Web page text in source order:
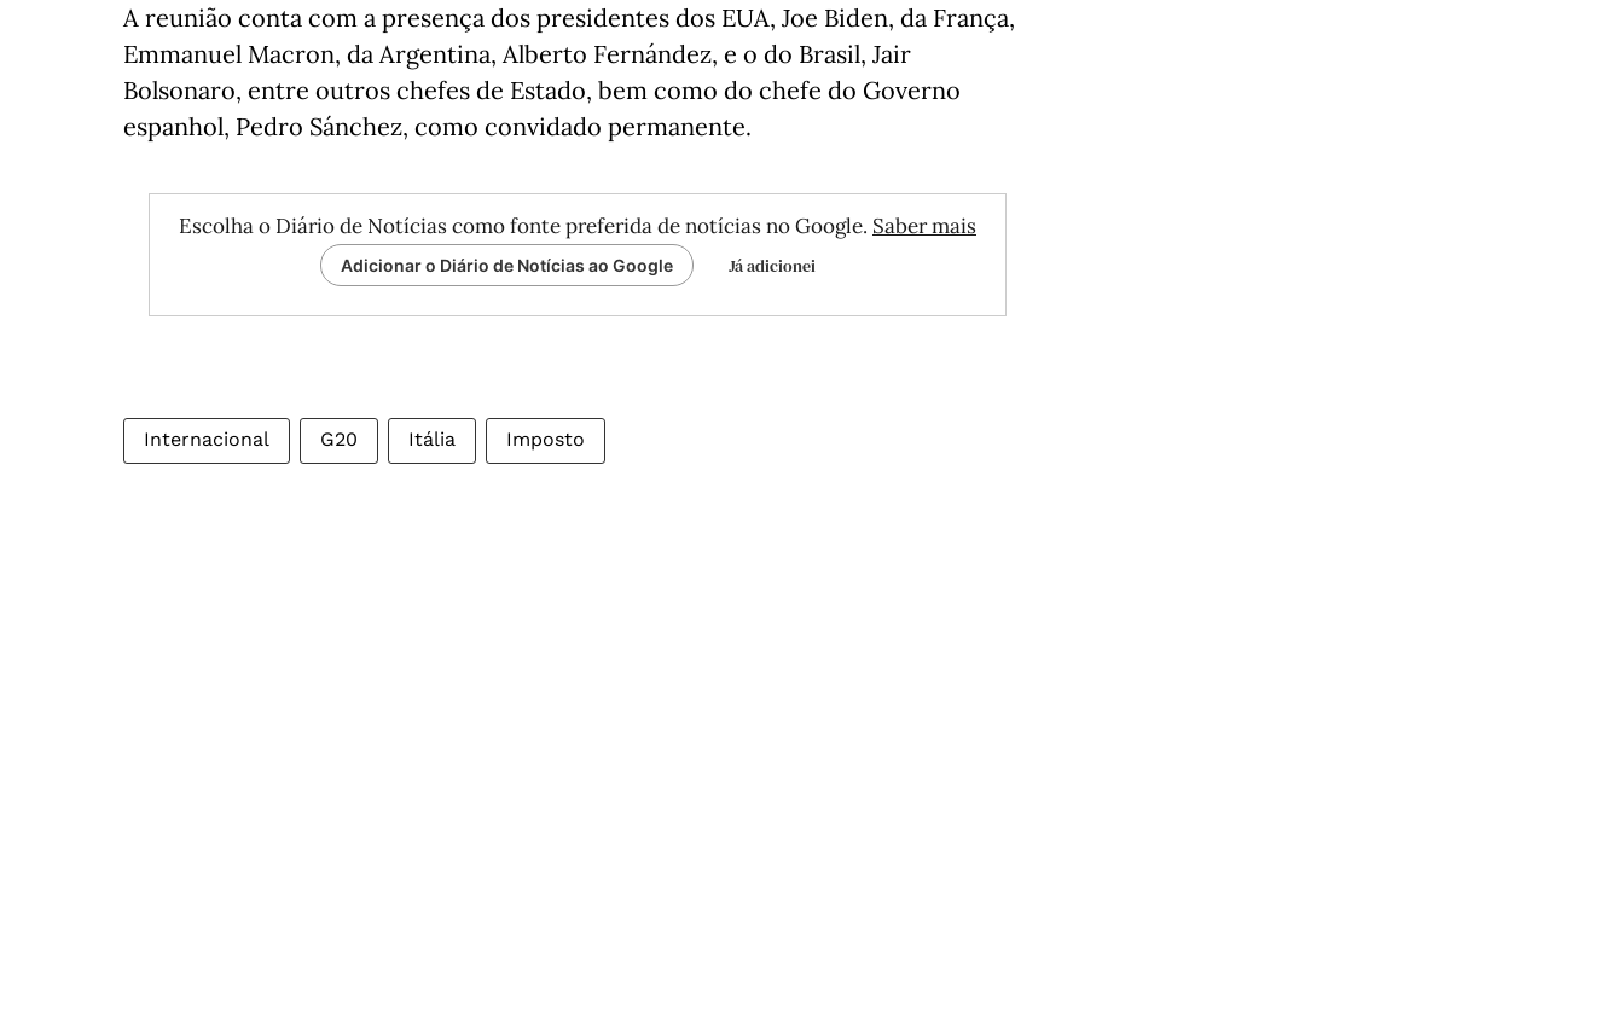
A reunião conta com a presença dos presidentes dos EUA, Joe Biden, da França,
Emmanuel Macron, da Argentina, Alberto Fernández, e o do Brasil, Jair
Bolsonaro, entre outros chefes de Estado, bem como do chefe do Governo
espanhol, Pedro Sánchez, como convidado permanente.
Escolha o Diário de Notícias como fonte preferida de notícias no Google. Saber mais
Adicionar o Diário de Notícias ao Google Já adicionei
Internacional G20 Itália Imposto